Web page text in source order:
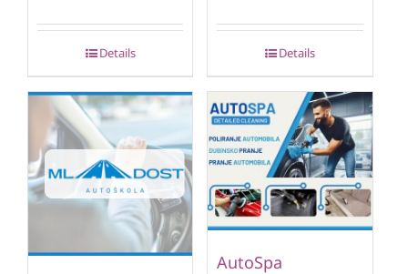
Details Details
AutoSpa